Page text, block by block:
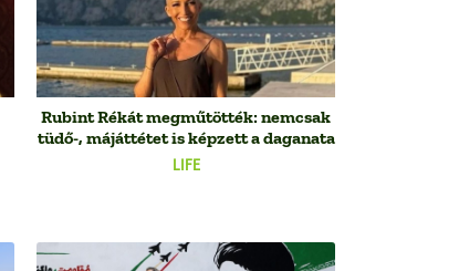
LIFE
Rubint Rékát megműtötték: nemcsak
tüdő-, májáttétet is képzett a daganata